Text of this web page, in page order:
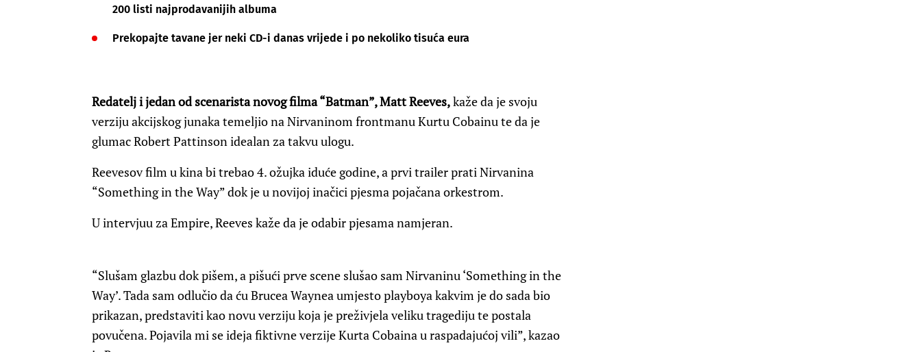
200 listi najprodavanijih albuma
Prekopajte tavane jer neki CD-i danas vrijede i po nekoliko tisuća eura
Redatelj i jedan od scenarista novog filma “Batman”, Matt Reeves,kaže da je svoju
verziju akcijskog junaka temeljio na Nirvaninom frontmanu Kurtu Cobainu te da je
glumac Robert Pattinson idealan za takvu ulogu.
Reevesov film u kina bi trebao 4. ožujka iduće godine, a prvi trailer prati Nirvanina
“Something in the Way” dok je u novijoj inačici pjesma pojačana orkestrom.
U intervjuu za Empire, Reeves kaže da je odabir pjesama namjeran.
“Slušam glazbu dok pišem, a pišući prve scene slušao sam Nirvaninu ‘Something in the
Way’. Tada sam odlučio da ću Brucea Waynea umjesto playboya kakvim je do sada bio
prikazan, predstaviti kao novu verziju koja je preživjela veliku tragediju te postala
povučena. Pojavila mi se ideja fiktivne verzije Kurta Cobaina u raspadajućoj vili”, kazao